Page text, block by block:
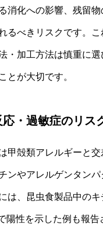
消化への影響、残留
るべきリスクです。
・加工方法は慎重に選
とが大切です。
・過敏症のリス
甲殻類アレルギーと
ンやアレルゲンタン
は、昆虫食製品中のキ
陽性を示した例も報告